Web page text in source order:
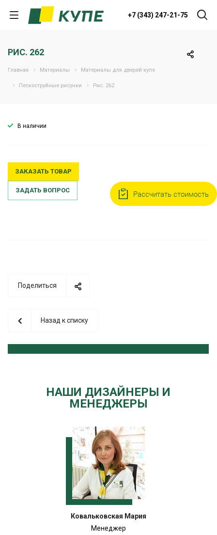
+7 (343) 247-21-75
РИС. 262
Главная Материалы Материалы для дверей купе
Пескоструйные рисунки Рис. 262
В наличии
ЗАКАЗАТЬ ТОВАР
ЗАДАТЬ ВОПРОС
Поделиться
Назад к списку
НАШИ ДИЗАЙНЕРЫ И
МЕНЕДЖЕРЫ
Ковальковская Мария
Менеджер
Рассчитать стоимость